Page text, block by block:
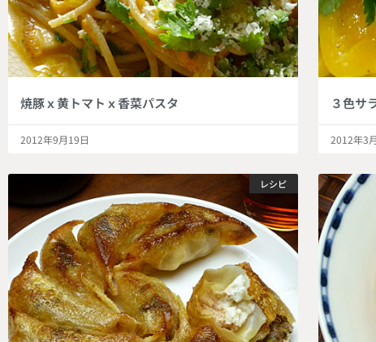
焼豚ｘ黄トマトｘ香菜パスタ
2012年9月19日
３色サ
2012年3
レシピ